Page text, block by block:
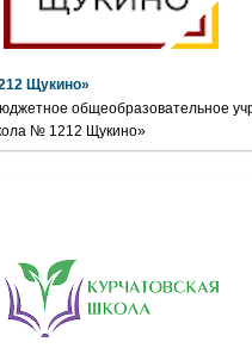
Щукино»
общеобразовательное
№ 1212 Щукино»